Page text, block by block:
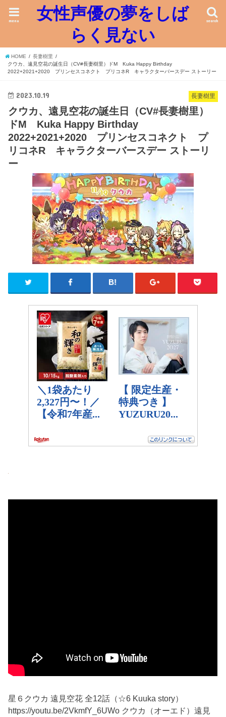
女性声優の夢をしば
らく見ない
search
menu
HOME
長妻樹里
クウカ、遠見空花の誕生日（CV#長妻樹里）ドM Kuka Happy Birthday
2022+2021+2020 プリンセスコネクト プリコネR キャラクターバースデー ストーリー
長妻樹里
2023.10.19
クウカ、遠見空花の誕生日（CV#長妻樹里）
ドM Kuka Happy Birthday
2022+2021+2020 プリンセスコネクト プ
リコネR キャラクターバースデー ストーリ
ー
星６クウカ 遠見空花 全12話（☆6 Kuuka story）
https://youtu.be/2VkmfY_6UWo クウカ（オーエド）遠見